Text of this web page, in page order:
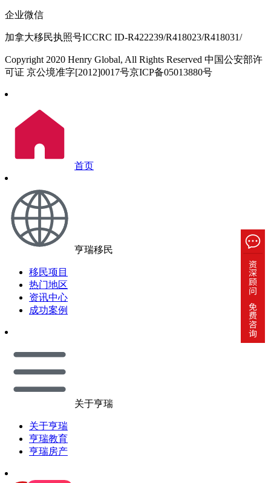
企业微信
加拿大移民执照号ICCRC ID-R422239/R418023/R418031/
Copyright 2020 Henry Global, All Rights Reserved 中国公安部许
可证 京公境准字[2012]0017号京ICP备05013880号
首页
亨瑞移民
移民项目
热门地区
资讯中心
成功案例
关于亨瑞
关于亨瑞
亨瑞教育
亨瑞房产